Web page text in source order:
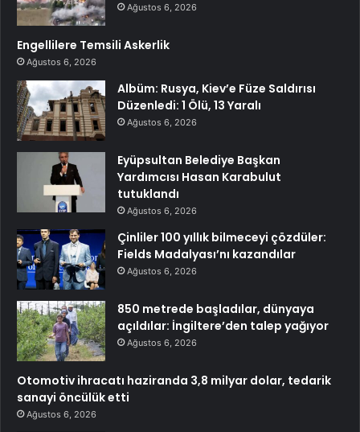
Ağustos 6, 2026
Engellilere Temsili Askerlik
Ağustos 6, 2026
Albüm: Rusya, Kiev’e Füze Saldırısı
Düzenledi: 1 Ölü, 13 Yaralı
Ağustos 6, 2026
Eyüpsultan Belediye Başkan
Yardımcısı Hasan Karabulut
tutuklandı
Ağustos 6, 2026
Çinliler 100 yıllık bilmeceyi çözdüler:
Fields Madalyası’nı kazandılar
Ağustos 6, 2026
850 metrede başladılar, dünyaya
açıldılar: İngiltere’den talep yağıyor
Ağustos 6, 2026
Otomotiv ihracatı haziranda 3,8 milyar dolar, tedarik
sanayi öncülük etti
Ağustos 6, 2026